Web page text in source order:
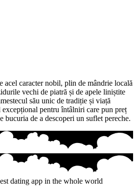
acel caracter nobil, plin de mândrie locală
vechi de piatră și de apele liniștite
său unic de tradiție și viață
pentru întâlniri care pun preț
bucuria de a descoperi un suflet pereche.